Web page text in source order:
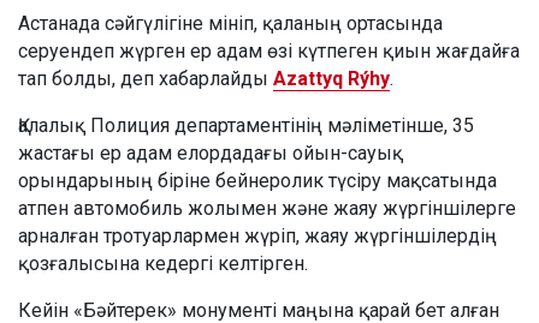
Астанада сәйгүлігіне мініп, қаланың ортасында
серуендеп жүрген ер адам өзі күтпеген қиын жағдайға
тап болды, деп хабарлайды Azattyq Rýhy.
Қалалық Полиция департаментінің мәліметінше, 35
жастағы ер адам елордадағы ойын-сауық
орындарының біріне бейнеролик түсіру мақсатында
атпен автомобиль жолымен және жаяу жүргіншілерге
арналған тротуарлармен жүріп, жаяу жүргіншілердің
қозғалысына кедергі келтірген.
Кейін «Бәйтерек» монументі маңына қарай бет алған